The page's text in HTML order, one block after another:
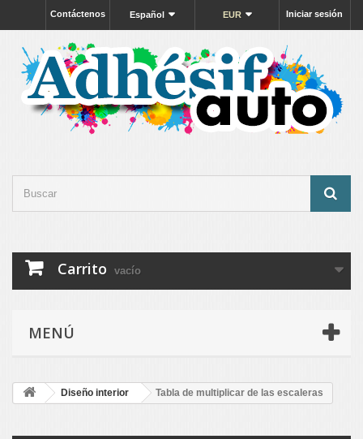
Iniciar sesión
EUR
Español
Contáctenos
Carrito vacío
MENÚ
Diseño interior Tabla de multiplicar de las escaleras